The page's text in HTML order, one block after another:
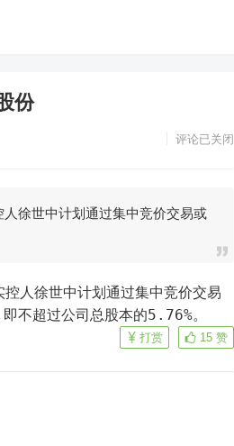
份
评论已关闭
徐世中计划通过集中竞价交易或
不超过公司总股本的5.76%。
15 赞
打赏